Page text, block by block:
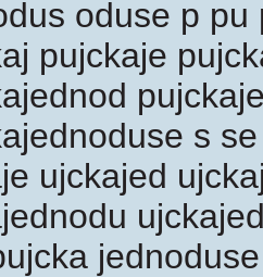
oduse p
pujckaje
s
ujckajed
jednoduse